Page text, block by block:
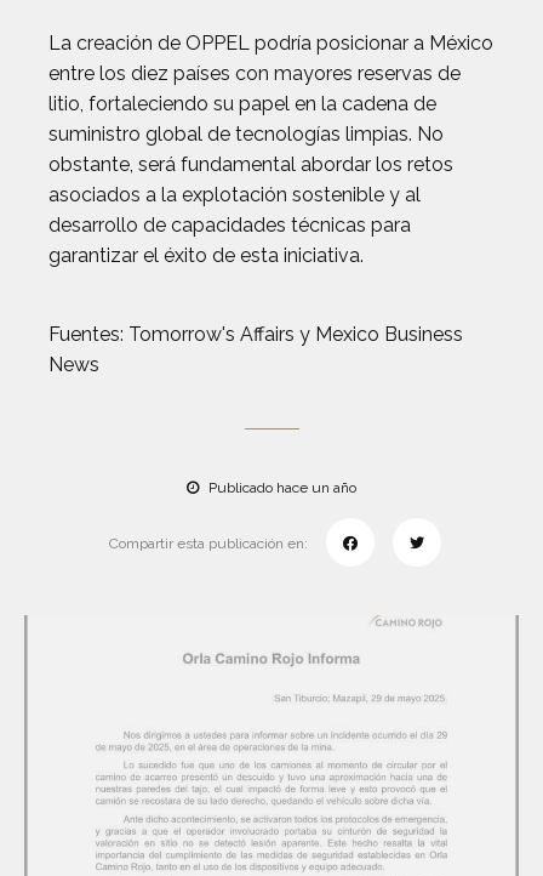
La creación de OPPEL podría posicionar a México
entre los diez países con mayores reservas de
litio, fortaleciendo su papel en la cadena de
suministro global de tecnologías limpias. No
obstante, será fundamental abordar los retos
asociados a la explotación sostenible y al
desarrollo de capacidades técnicas para
garantizar el éxito de esta iniciativa.
Fuentes: Tomorrow's Affairs y Mexico Business
News
Publicado hace un año
Compartir esta publicación en: